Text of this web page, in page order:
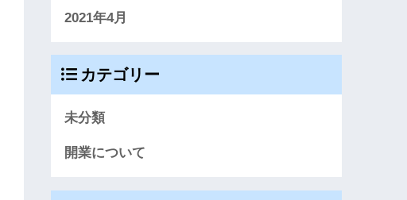
2021年4月
カテゴリー
未分類
開業について